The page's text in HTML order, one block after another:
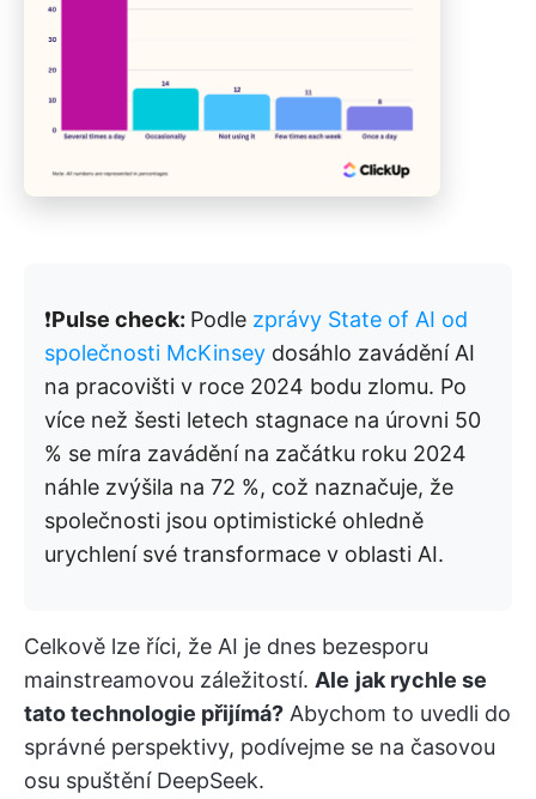
❗️Pulse check: Podle zprávy State of AI od
společnosti McKinsey dosáhlo zavádění AI
na pracovišti v roce 2024 bodu zlomu. Po
více než šesti letech stagnace na úrovni 50
% se míra zavádění na začátku roku 2024
náhle zvýšila na 72 %, což naznačuje, že
společnosti jsou optimistické ohledně
urychlení své transformace v oblasti AI.
Celkově lze říci, že AI je dnes bezesporu
mainstreamovou záležitostí. Ale jak rychle se
tato technologie přijímá? Abychom to uvedli do
správné perspektivy, podívejme se na časovou
osu spuštění DeepSeek.